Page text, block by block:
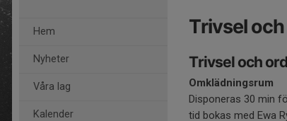
Hem
Nyheter
Våra lag
Kalender
Trivsel
Trivsel och
Omklädningsrum
Disponeras 30 min
tid bokas med Ewa